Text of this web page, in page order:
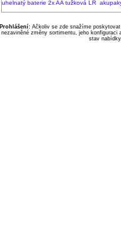
uhelnatý baterie 2x AA tužková LR
Prohlášení:Ačkoliv se zde snažíme
nezaviněné změny sortimentu, jeho konfiguraci
stav